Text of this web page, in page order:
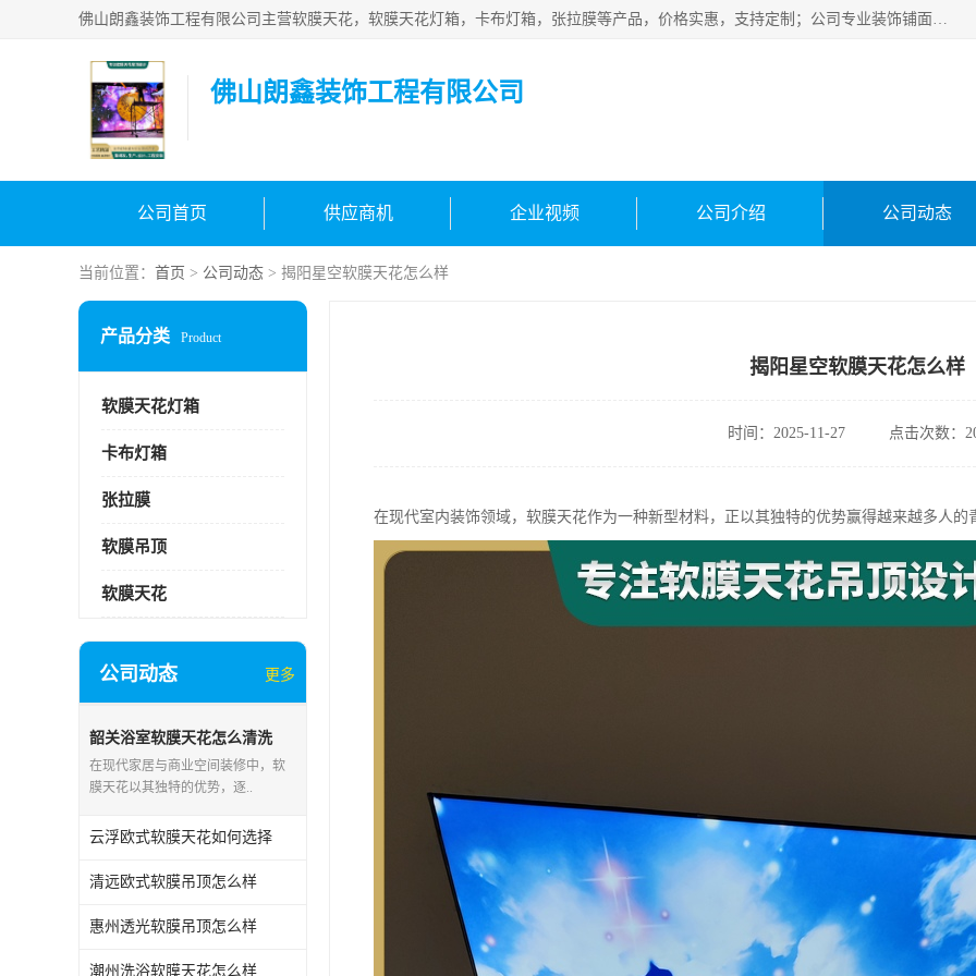
佛山朗鑫装饰工程有限公司主营软膜天花，软膜天花灯箱，卡布灯箱，张拉膜等产品，价格实惠，支持定制；公司专业装饰铺面，家居，会展特装，软膜等工程，技能精良人员，安装快、价格合理，质量保证、热诚与各方有识人士合作，欢迎新老客户来电咨询。
佛山朗鑫装饰工程有限公司
公司首页 供应商机 企业视频 公司介绍 公司动态
当前位置： 首页 > 公司动态 > 揭阳星空软膜天花怎么样
产品分类 Product
软膜天花灯箱
卡布灯箱
张拉膜
软膜吊顶
软膜天花
公司动态 更多
韶关浴室软膜天花怎么清洗
在现代家居与商业空间装修中，软
膜天花以其独特的优势，逐..
云浮欧式软膜天花如何选择
清远欧式软膜吊顶怎么样
惠州透光软膜吊顶怎么样
潮州洗浴软膜天花怎么样
揭阳星空软膜天花怎么样
时间：2025-11-27 点击次数：
在现代室内装饰领域，软膜天花作为一种新型材料，正以其独特的优势赢得越来越多人的